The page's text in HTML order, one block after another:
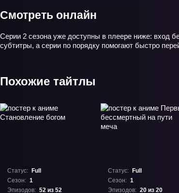
Смотреть онлайн
Серии 2 сезона уже доступны в плеере ниже: вход
субтитры, а серии по порядку помогают быстро
Похожие тайтлы
Статус: Full
Сезон: 1
Эпизодов: 52 из 52
Статус: Full
Сезон: 1
Эпизодов: 20 из 20